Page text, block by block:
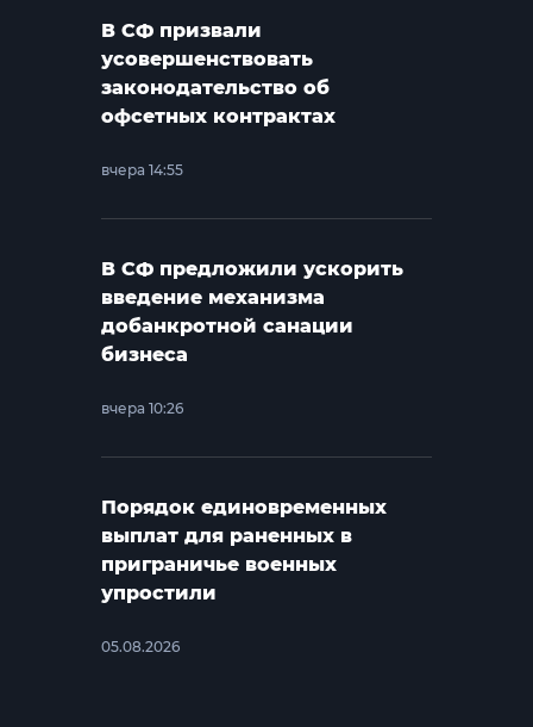
В СФ призвали
усовершенствовать
законодательство об
офсетных контрактах
вчера 14:55
В СФ предложили ускорить
введение механизма
добанкротной санации
бизнеса
вчера 10:26
Порядок единовременных
выплат для раненных в
приграничье военных
упростили
05.08.2026